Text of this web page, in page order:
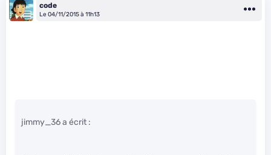
code
Le 04/11/2015 à 11h13
jimmy_36 a écrit :